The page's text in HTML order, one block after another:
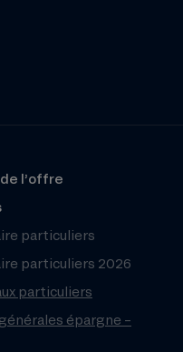
l’offre
particuliers
particuliers 2026
particuliers
épargne –